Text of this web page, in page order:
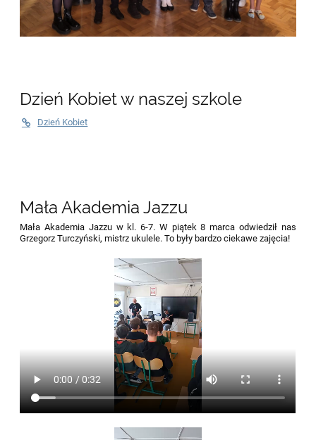
Dzień Kobiet w naszej szkole
Dzień Kobiet
Mała Akademia Jazzu
Mała Akademia Jazzu w kl. 6-7. W piątek 8 marca odwiedził nas
Grzegorz Turczyński, mistrz ukulele. To były bardzo ciekawe zajęcia!